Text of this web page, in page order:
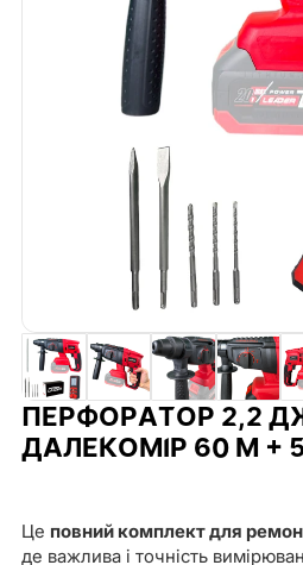
ПЕРФОРАТОР 2,2
ДАЛЕКОМІР 60 М + 5
Це повний комплект для
де важлива і точність